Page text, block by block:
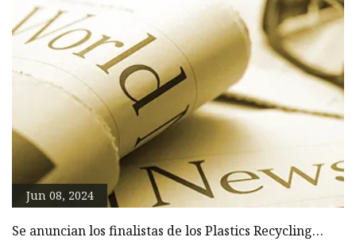
Jun 08, 2024
Se anuncian los finalistas de los Plastics Recycling